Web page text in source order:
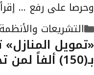
وحرصا على رفع …
التصنيفات
التشريعات والأنظمة
«تمويل
بـ(150) ألفاً لمن تجاوز عمر الخمسين عاماً